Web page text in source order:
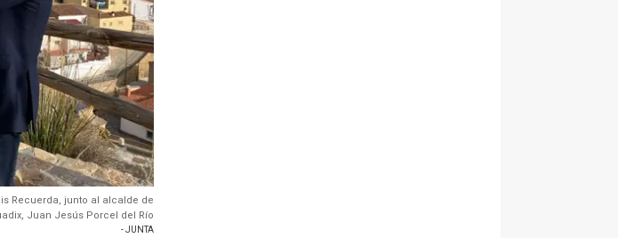
Recuerda, junto al alcalde de
Juan Jesús Porcel del Río
- JUNTA